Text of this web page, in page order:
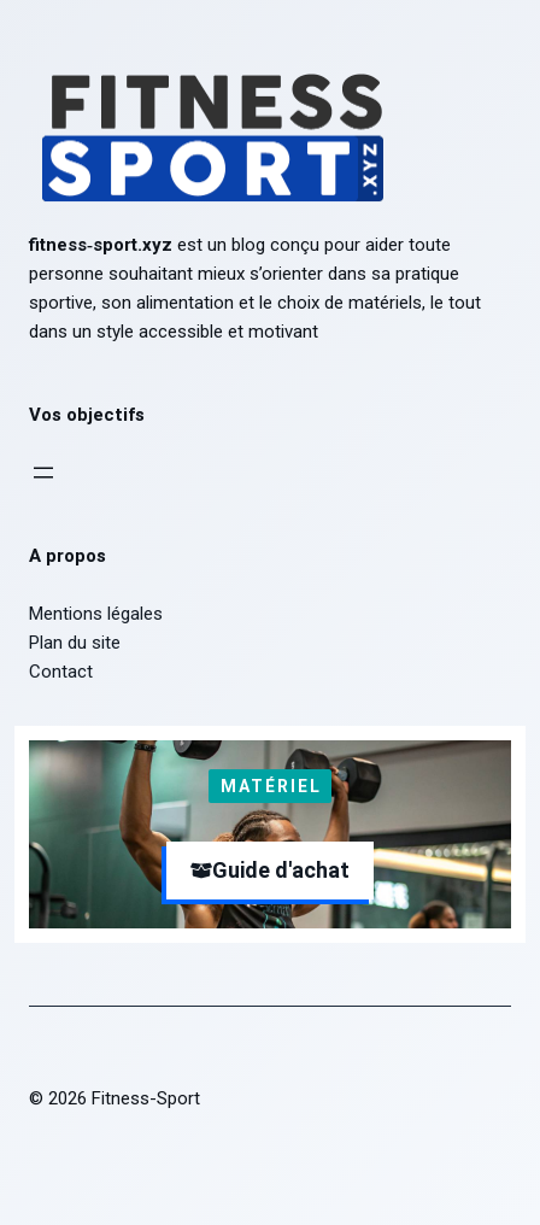
fitness‑sport.xyz est un blog conçu pour aider toute
personne souhaitant mieux s’orienter dans sa pratique
sportive, son alimentation et le choix de matériels, le tout
dans un style accessible et motivant
Vos objectifs
A propos
Mentions légales
Plan du site
Contact
MATÉRIEL
Guide d'achat
© 2026 Fitness-Sport